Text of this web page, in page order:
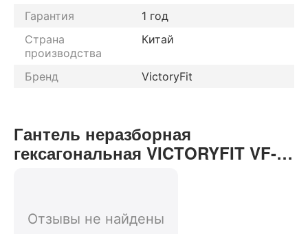
Гарантия
1 год
Страна
производства
Китай
Бренд VictoryFit
Гантель неразборная
гексагональная VICTORYFIT VF-
магазина
Отзывы не найдены